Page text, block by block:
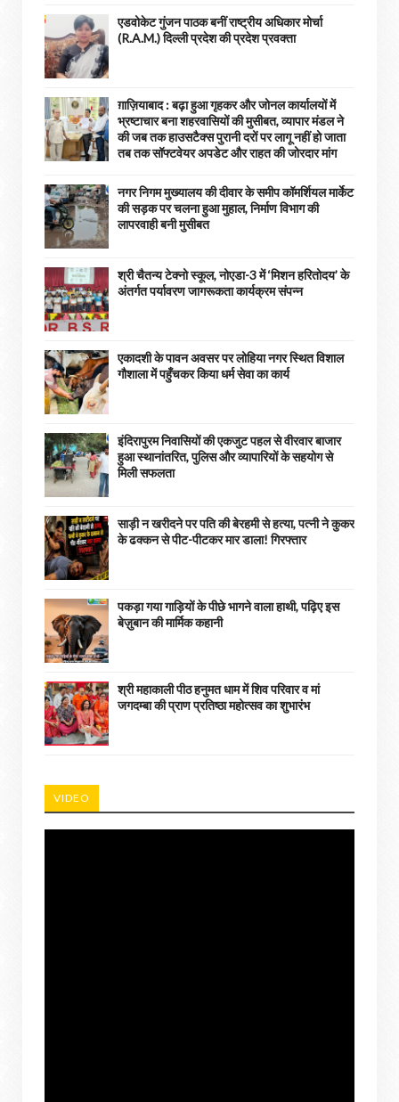
एडवोकेट गुंजन पाठक बनीं राष्ट्रीय अधिकार मोर्चा
(R.A.M.) दिल्ली प्रदेश की प्रदेश प्रवक्ता
ग़ाज़ियाबाद : बढ़ा हुआ गृहकर और जोनल कार्यालयों में
भ्रष्टाचार बना शहरवासियों की मुसीबत, व्यापार मंडल ने
की जब तक हाउसटैक्स पुरानी दरों पर लागू नहीं हो जाता
तब तक सॉफ्टवेयर अपडेट और राहत की जोरदार मांग
नगर निगम मुख्यालय की दीवार के समीप कॉमर्शियल मार्केट
की सड़क पर चलना हुआ मुहाल, निर्माण विभाग की
लापरवाही बनी मुसीबत
श्री चैतन्य टेक्नो स्कूल, नोएडा-3 में ‘मिशन हरितोदय’ के
अंतर्गत पर्यावरण जागरूकता कार्यक्रम संपन्न
एकादशी के पावन अवसर पर लोहिया नगर स्थित विशाल
गौशाला में पहुँचकर किया धर्म सेवा का कार्य
इंदिरापुरम निवासियों की एकजुट पहल से वीरवार बाजार
हुआ स्थानांतरित, पुलिस और व्यापारियों के सहयोग से
मिली सफलता
साड़ी न खरीदने पर पति की बेरहमी से हत्या, पत्नी ने कुकर
के ढक्कन से पीट-पीटकर मार डाला! गिरफ्तार
पकड़ा गया गाड़ियों के पीछे भागने वाला हाथी, पढ़िए इस
बेज़ुबान की मार्मिक कहानी
श्री महाकाली पीठ हनुमत धाम में शिव परिवार व मां
जगदम्बा की प्राण प्रतिष्ठा महोत्सव का शुभारंभ
VIDEO